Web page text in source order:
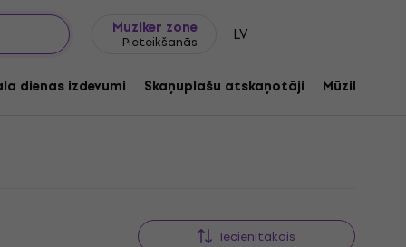
Muziker zone
Pieteikšanās LV
dienas izdevumi Skaņuplašu atskaņotāji Mūzikas
Iecienītākais